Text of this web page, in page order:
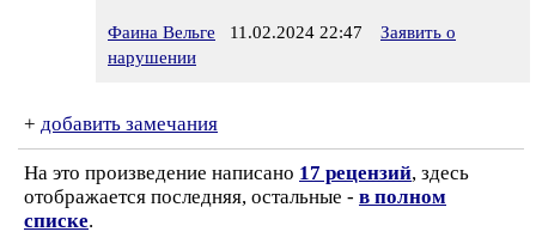
Фаина Вельге 11.02.2024 22:47
Заявить о
нарушении
+ добавить замечания
На это произведение написано 17 рецензий, здесь
отображается последняя, остальные - в полном
списке.